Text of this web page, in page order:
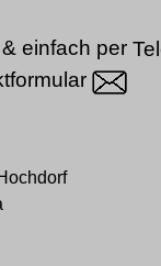
einfach per